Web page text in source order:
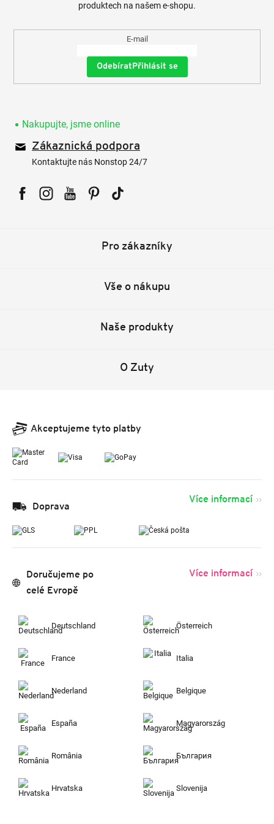
produktech na našem e-shopu.
E-mail
Přihlásit se
Nakupujte, jsme online
Zákaznická podpora
Kontaktujte nás Nonstop 24/7
Pro zákazníky
Vše o nákupu
Naše produkty
O Zuty
Akceptujeme tyto platby
Doprava
Více informací
Doručujeme po
celé Evropě
Více informací
Deutschland Österreich
France Italia
Nederland Belgique
España Magyarország
România България
Hrvatska Slovenija